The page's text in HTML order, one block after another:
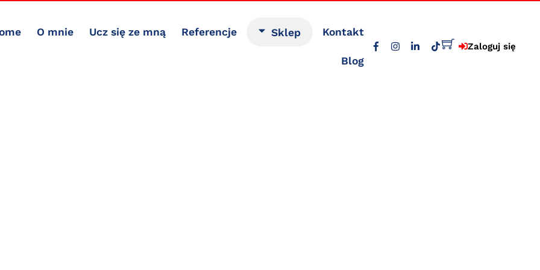
O mnie Ucz się ze mną Referencje Sklep Kontakt
Blog
Zaloguj się